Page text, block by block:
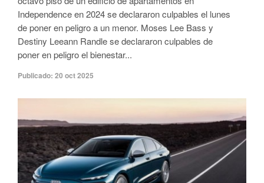
Independence en 2024 se declararon culpables el lunes
de poner en peligro a un menor.​​ Moses Lee Bass y
Destiny Leeann Randle se declararon culpables de
poner en peligro el bienestar...
Publicado: 20 oct 2025